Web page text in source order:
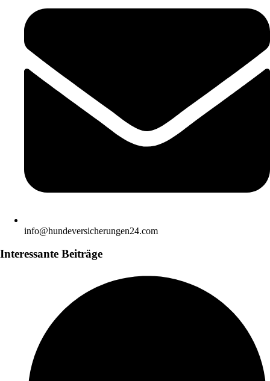
info@hundeversicherungen24.com
Interessante Beiträge